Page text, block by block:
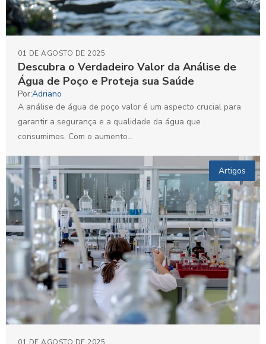
Descubra o Verdadeiro Valor da Análise de
Água de Poço e Proteja sua Saúde
01 DE AGOSTO DE 2025
Por:Adriano
A análise de água de poço valor é um aspecto crucial para
garantir a segurança e a qualidade da água que
consumimos. Com o aumento...
Artigos
01 DE AGOSTO DE 2025